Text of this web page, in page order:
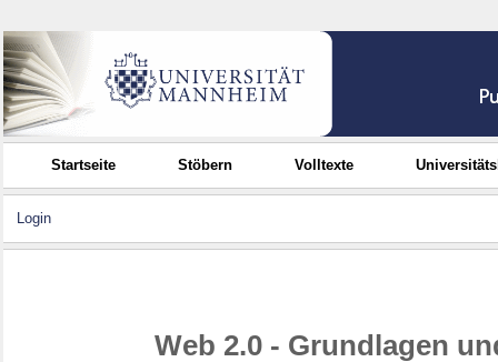
Startseite Stöbern Volltexte
Login
Web 2.0 - Grundlagen